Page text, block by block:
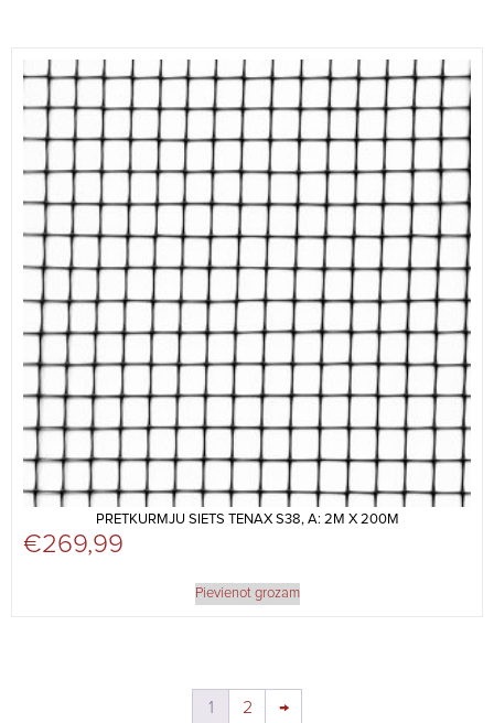
PRETKURMJU SIETS TENAX S38, A: 2M X 200M
€269,99
Pievienot grozam
1 2 →